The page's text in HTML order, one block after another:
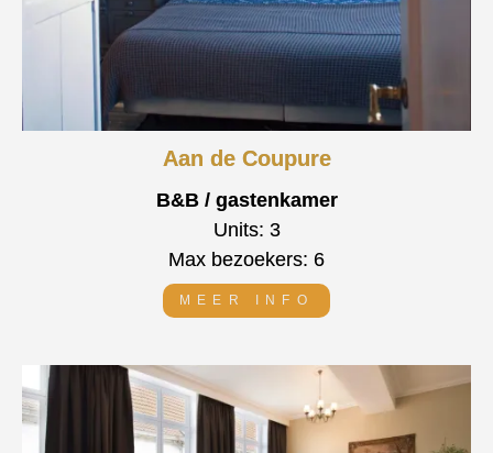
Aan de Coupure
B&B / gastenkamer
Units: 3
Max bezoekers: 6
MEER INFO